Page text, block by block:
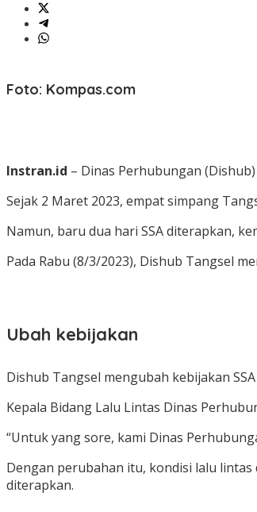
Foto: Kompas.com
Instran.id – Dinas Perhubungan
Sejak 2 Maret 2023, empat simpang
Namun, baru dua hari SSA diterapkan,
Pada Rabu (8/3/2023), Dishub Tangsel
Ubah kebijakan
Dishub Tangsel mengubah kebijakan
Kepala Bidang Lalu Lintas Dinas
“Untuk yang sore, kami Dinas
Dengan perubahan itu, kondisi lalu
diterapkan.